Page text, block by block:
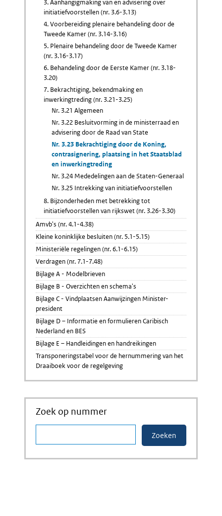
3. Aanhangigmaking van en advisering over
initiatiefvoorstellen (nr. 3.6-3.13)
4. Voorbereiding plenaire behandeling door de
Tweede Kamer (nr. 3.14-3.16)
5. Plenaire behandeling door de Tweede Kamer
(nr. 3.16-3.17)
6. Behandeling door de Eerste Kamer (nr. 3.18-
3.20)
7. Bekrachtiging, bekendmaking en
inwerkingtreding (nr. 3.21-3.25)
Nr. 3.21 Algemeen
Nr. 3.22 Besluitvorming in de ministerraad en
advisering door de Raad van State
Nr. 3.23 Bekrachtiging door de Koning,
contrasignering, plaatsing in het Staatsblad
en inwerkingtreding
Nr. 3.24 Mededelingen aan de Staten-Generaal
Nr. 3.25 Intrekking van initiatiefvoorstellen
8. Bijzonderheden met betrekking tot
initiatiefvoorstellen van rijkswet (nr. 3.26-3.30)
Amvb's (nr. 4.1-4.38)
Kleine koninklijke besluiten (nr. 5.1-5.15)
Ministeriële regelingen (nr. 6.1-6.15)
Verdragen (nr. 7.1-7.48)
Bijlage A - Modelbrieven
Bijlage B - Overzichten en schema's
Bijlage C - Vindplaatsen Aanwijzingen Minister-
president
Bijlage D – Informatie en formulieren Caribisch
Nederland en BES
Bijlage E – Handleidingen en handreikingen
Transponeringstabel voor de hernummering van het
Draaiboek voor de regelgeving
Zoek op nummer